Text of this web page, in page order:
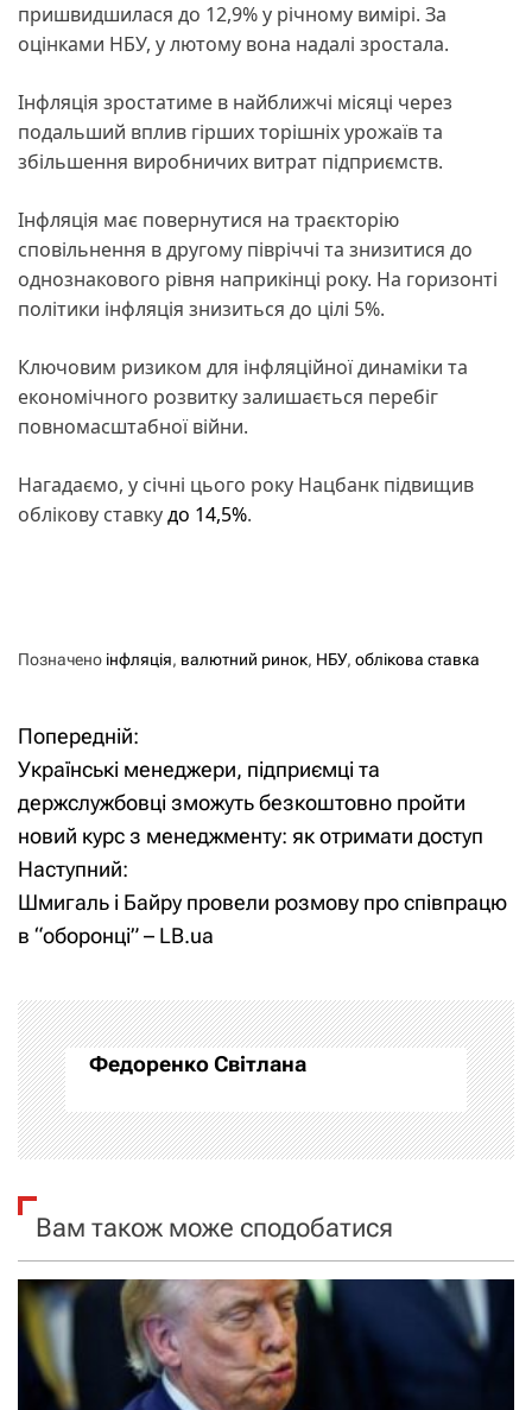
пришвидшилася до 12,9% у річному вимірі. За
оцінками НБУ, у лютому вона надалі зростала.
Інфляція зростатиме в найближчі місяці через
подальший вплив гірших торішніх урожаїв та
збільшення виробничих витрат підприємств.
Інфляція має повернутися на траєкторію
сповільнення в другому півріччі та знизитися до
однознакового рівня наприкінці року. На горизонті
політики інфляція знизиться до цілі 5%.
Ключовим ризиком для інфляційної динаміки та
економічного розвитку залишається перебіг
повномасштабної війни.
Нагадаємо, у січні цього року Нацбанк підвищив
облікову ставкудо 14,5%.
Позначено інфляція, валютний ринок, НБУ, облікова ставка
Н
а
в
і
г
а
ц
і
я
з
а
п
и
Попередній:
Українські менеджери, підприємці та
держслужбовці зможуть безкоштовно пройти
новий курс з менеджменту: як отримати доступ
Наступний:
Шмигаль і Байру провели розмову про співпрацю
в “оборонці” – LB.ua
Федоренко Світлана
Вам також може сподобатися